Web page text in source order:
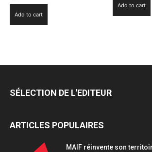
Add to cart
Add to cart
SÉLECTION DE L'EDITEUR
ARTICLES POPULAIRES
MAIF réinvente son